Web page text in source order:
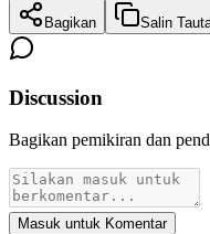
Bagikan Salin
Discussion
Bagikan pemikiran dan
Masuk untuk Komentar